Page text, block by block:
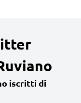
iscritti di